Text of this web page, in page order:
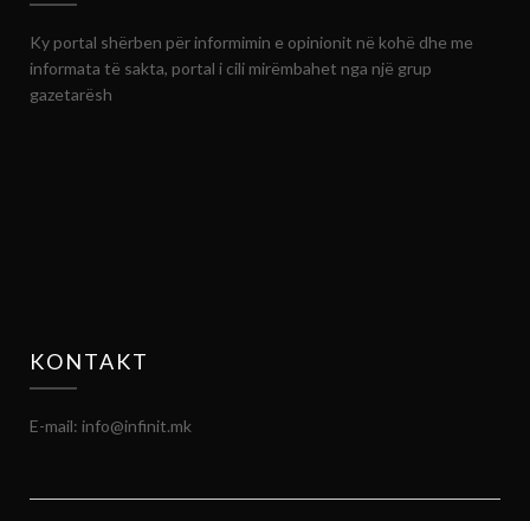
Ky portal shërben për informimin e opinionit në kohë dhe me
informata të sakta, portal i cili mirëmbahet nga një grup
gazetarësh
KONTAKT
E-mail: info@infinit.mk